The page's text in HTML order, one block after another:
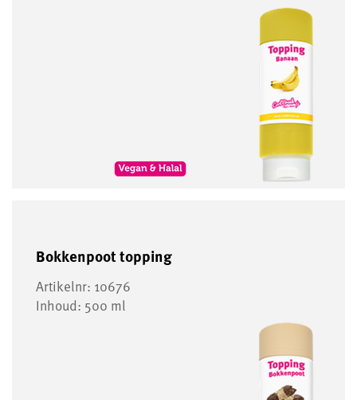
Bokkenpoot topping
Artikelnr: 10676
Inhoud: 500 ml